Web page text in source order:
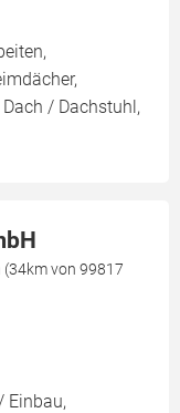
/ Dachstuhl,
(34km von 99817
Einbau,